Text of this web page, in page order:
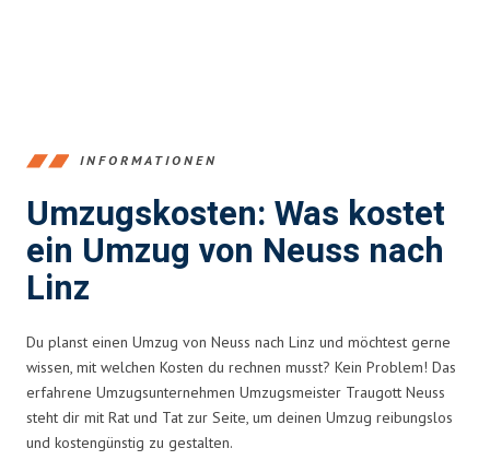
INFORMATIONEN
Umzugskosten: Was kostet
ein Umzug von Neuss nach
Linz
Du planst einen Umzug von Neuss nach Linz und möchtest gerne
wissen, mit welchen Kosten du rechnen musst? Kein Problem! Das
erfahrene Umzugsunternehmen Umzugsmeister Traugott Neuss
steht dir mit Rat und Tat zur Seite, um deinen Umzug reibungslos
und kostengünstig zu gestalten.